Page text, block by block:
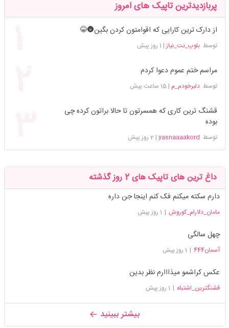
پربازدیدترین تاپیک های امروز
از دارک ترین کارایی که اقوامتون کردن بگین🌚😂
توسطبلوپ_نت_نیاز | 1 روز پیش
مراسم ختم عموم دعوا کردم
توسطدلبرخودم_م |15 ساعت پیش
قشنگ ترین کاری که همسرتون تا حالا براتون کرده چی
بوده
توسط yasnaaaakord
| 2 روز پیش
داغ ترین های تاپیک های 2 روز گذشته
دارم سکته میکنم فک کنم اینجا جن داره
مامان_دلارام_کوروش | 1 روز پیش
چهل سالگی
آسمان444 | 1 روز پیش
عکس کراشمو میذااارم نظر بدین
قشنگترین_اشتباه | 1 روز پیش
بیشتر ببینید